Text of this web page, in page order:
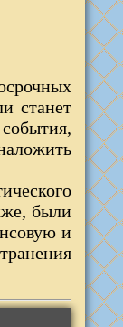
станет
были
и